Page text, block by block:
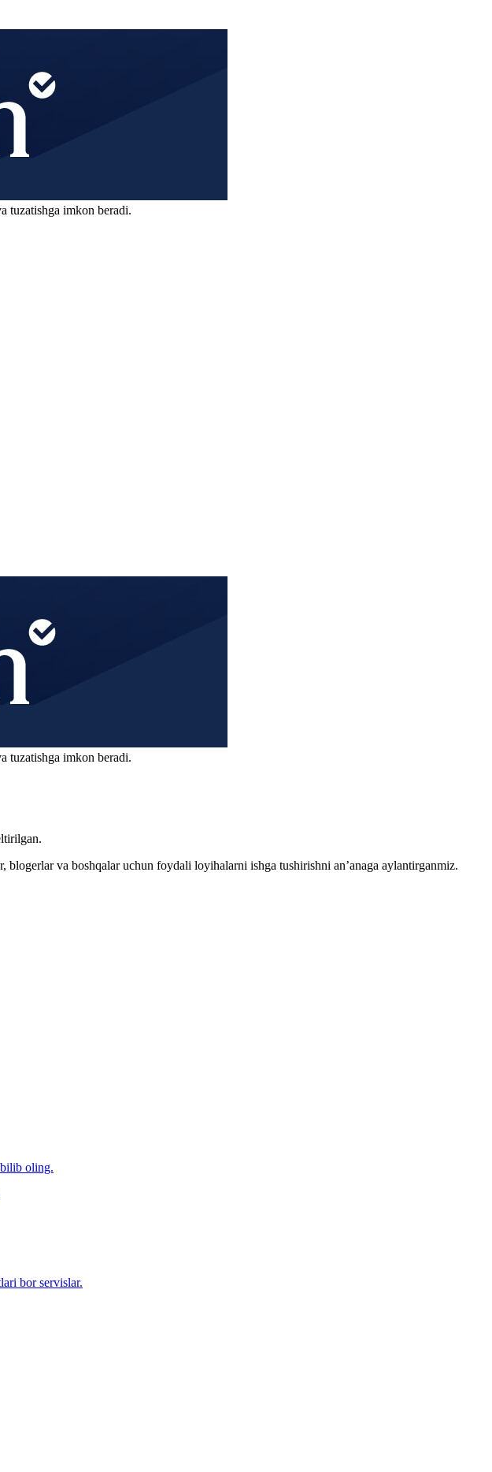
tuzatishga imkon beradi.
tuzatishga imkon beradi.
va boshqalar uchun foydali loyihalarni ishga tushirishni an’anaga aylantirganmiz.
oling.
bor servislar.